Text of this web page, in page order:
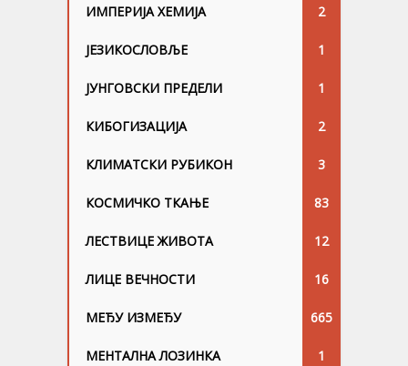
ИМПЕРИЈА ХЕМИЈА 2
ЈЕЗИКОСЛОВЉЕ 1
ЈУНГОВСKИ ПРЕДЕЛИ 1
КИБОГИЗАЦИЈА 2
КЛИМАТСКИ РУБИКОН 3
КОСМИЧКО ТКАЊЕ 83
ЛЕСТВИЦЕ ЖИВОТА 12
ЛИЦЕ ВЕЧНОСТИ 16
МЕЂУ ИЗМЕЂУ 665
МЕНТАЛНА ЛОЗИНКА 1